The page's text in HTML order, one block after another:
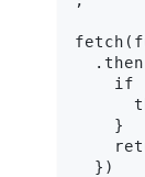
if
    }
  })